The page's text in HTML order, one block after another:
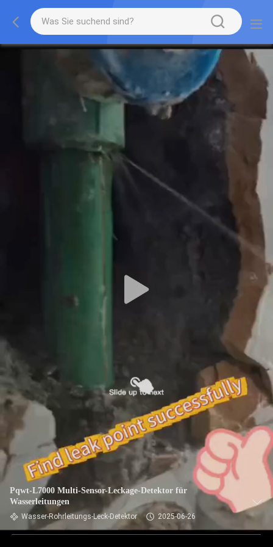
Pqwt-L7000 Multi-Sensor-Leckage-Detektor für
Wasserleitungen
Wasser-Rohrleitungs-Leck-Detektor 2025-06-26